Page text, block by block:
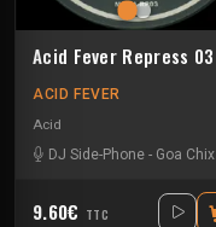
Acid Fever Repress 03
ACID FEVER
Acid
DJ Side-Phone - Goa Chix
9.60€ TTC